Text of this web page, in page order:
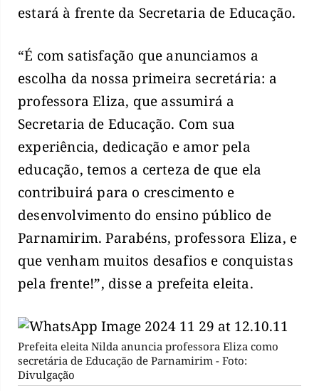
estará à frente da Secretaria de Educação.
“É com satisfação que anunciamos a
escolha da nossa primeira secretária: a
professora Eliza, que assumirá a
Secretaria de Educação. Com sua
experiência, dedicação e amor pela
educação, temos a certeza de que ela
contribuirá para o crescimento e
desenvolvimento do ensino público de
Parnamirim. Parabéns, professora Eliza, e
que venham muitos desafios e conquistas
pela frente!”, disse a prefeita eleita.
Prefeita eleita Nilda anuncia professora Eliza como
secretária de Educação de Parnamirim - Foto:
Divulgação